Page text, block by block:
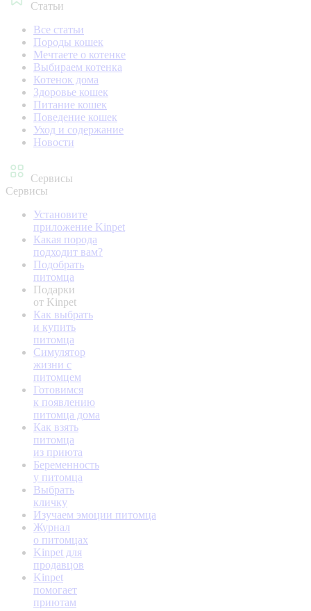
Статьи
Все статьи
Породы кошек
Мечтаете о котенке
Выбираем котенка
Котенок дома
Здоровье кошек
Питание кошек
Поведение кошек
Уход и содержание
Новости
Сервисы
Сервисы
Установите
приложение Kinpet
Какая порода
подходит вам?
Подобрать
питомца
Подарки
от Kinpet
Как выбрать
и купить
питомца
Симулятор
жизни с
питомцем
Готовимся
к появлению
питомца дома
Как взять
питомца
из приюта
Беременность
у питомца
Выбрать
кличку
Изучаем эмоции питомца
Журнал
о питомцах
Kinpet для
продавцов
Kinpet
помогает
приютам